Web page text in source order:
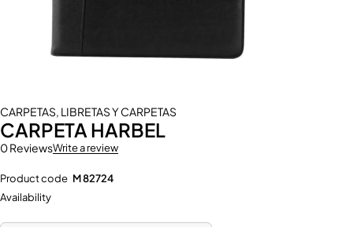
CARPETAS, LIBRETAS Y CARPETAS
CARPETA HARBEL
0 ReviewsWrite a review
Product code M 82724
Availability